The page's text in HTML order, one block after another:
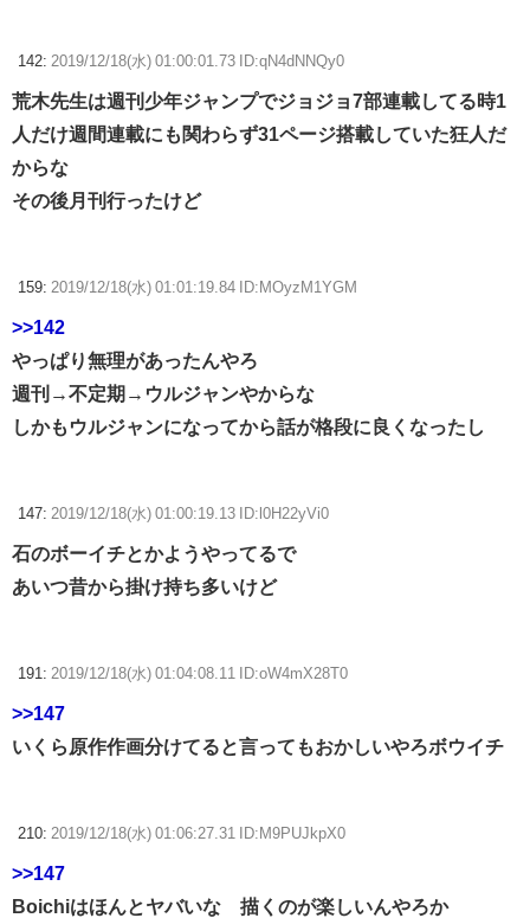
142: 2019/12/18(水) 01:00:01.73 ID:qN4dNNQy0
荒木先生は週刊少年ジャンプでジョジョ7部連載してる時1
人だけ週間連載にも関わらず31ページ搭載していた狂人だ
からな
その後月刊行ったけど
159: 2019/12/18(水) 01:01:19.84 ID:MOyzM1YGM
>>142
やっぱり無理があったんやろ
週刊→不定期→ウルジャンやからな
しかもウルジャンになってから話が格段に良くなったし
147: 2019/12/18(水) 01:00:19.13 ID:l0H22yVi0
石のボーイチとかようやってるで
あいつ昔から掛け持ち多いけど
191: 2019/12/18(水) 01:04:08.11 ID:oW4mX28T0
>>147
いくら原作作画分けてると言ってもおかしいやろボウイチ
210: 2019/12/18(水) 01:06:27.31 ID:M9PUJkpX0
>>147
Boichiはほんとヤバいな 描くのが楽しいんやろか